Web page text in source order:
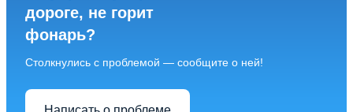
дороге, не горит
фонарь?
Столкнулись с проблемой — сообщите о ней!